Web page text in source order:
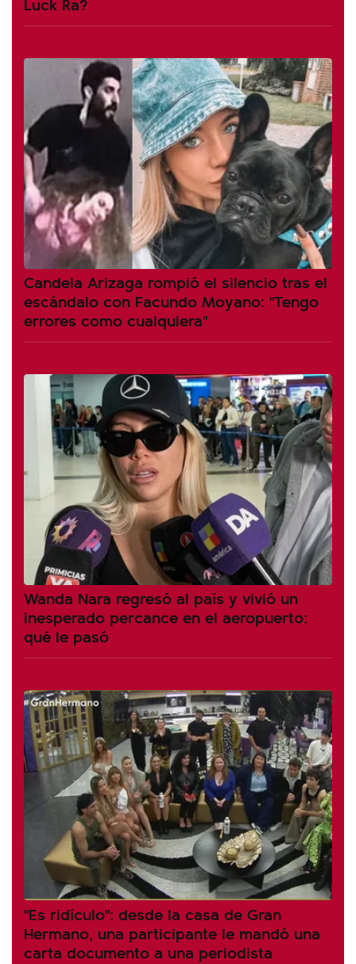
Candela Arizaga rompió el silencio tras el
escándalo con Facundo Moyano: "Tengo
errores como cualquiera"
Wanda Nara regresó al país y vivió un
inesperado percance en el aeropuerto:
qué le pasó
"Es ridículo": desde la casa de Gran
Hermano, una participante le mandó una
carta documento a una periodista